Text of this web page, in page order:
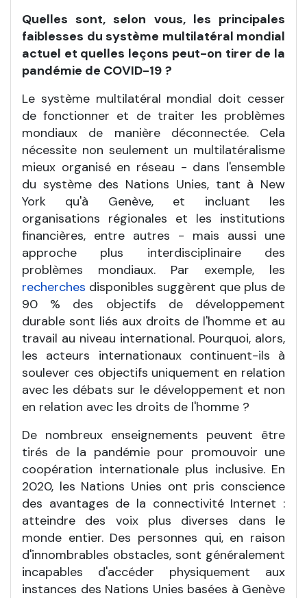
Quelles sont, selon vous, les principales
faiblesses du système multilatéral mondial
actuel et quelles leçons peut-on tirer de la
pandémie de COVID-19 ?
Le système multilatéral mondial doit cesser
de fonctionner et de traiter les problèmes
mondiaux de manière déconnectée. Cela
nécessite non seulement un multilatéralisme
mieux organisé en réseau - dans l'ensemble
du système des Nations Unies, tant à New
York qu'à Genève, et incluant les
organisations régionales et les institutions
financières, entre autres - mais aussi une
approche plus interdisciplinaire des
problèmes mondiaux. Par exemple, les
recherches disponibles suggèrent que plus de
90 % des objectifs de développement
durable sont liés aux droits de l'homme et au
travail au niveau international. Pourquoi, alors,
les acteurs internationaux continuent-ils à
soulever ces objectifs uniquement en relation
avec les débats sur le développement et non
en relation avec les droits de l'homme ?
De nombreux enseignements peuvent être
tirés de la pandémie pour promouvoir une
coopération internationale plus inclusive. En
2020, les Nations Unies ont pris conscience
des avantages de la connectivité Internet :
atteindre des voix plus diverses dans le
monde entier. Des personnes qui, en raison
d'innombrables obstacles, sont généralement
incapables d'accéder physiquement aux
instances des Nations Unies basées à Genève